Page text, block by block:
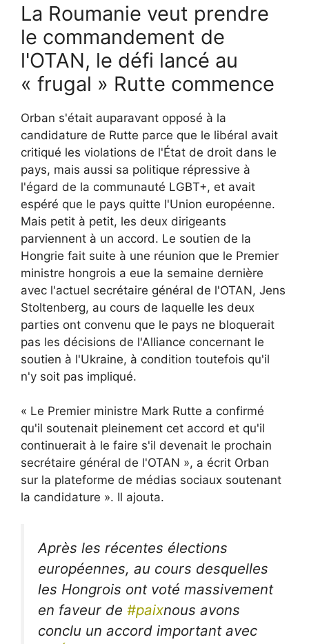
La Roumanie veut prendre
le commandement de
l'OTAN, le défi lancé au
« frugal » Rutte commence
Orban s'était auparavant opposé à la
candidature de Rutte parce que le libéral avait
critiqué les violations de l'État de droit dans le
pays, mais aussi sa politique répressive à
l'égard de la communauté LGBT+, et avait
espéré que le pays quitte l'Union européenne.
Mais petit à petit, les deux dirigeants
parviennent à un accord. Le soutien de la
Hongrie fait suite à une réunion que le Premier
ministre hongrois a eue la semaine dernière
avec l'actuel secrétaire général de l'OTAN, Jens
Stoltenberg, au cours de laquelle les deux
parties ont convenu que le pays ne bloquerait
pas les décisions de l'Alliance concernant le
soutien à l'Ukraine, à condition toutefois qu'il
n'y soit pas impliqué.
« Le Premier ministre Mark Rutte a confirmé
qu'il soutenait pleinement cet accord et qu'il
continuerait à le faire s'il devenait le prochain
secrétaire général de l'OTAN », a écrit Orban
sur la plateforme de médias sociaux soutenant
la candidature ». Il ajouta.
Après les récentes élections
européennes, au cours desquelles
les Hongrois ont voté massivement
en faveur de #paixnous avons
conclu un accord important avec